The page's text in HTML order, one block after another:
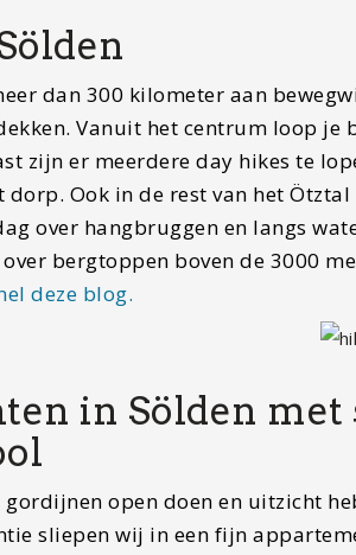
dan 300 kilometer aan
Vanuit het centrum loop
zijn er meerdere day hikes te
dorp. Ook in de rest van het
over hangbruggen en langs
bergtoppen boven de 3000
deze blog.
in Sölden met
open doen en uitzicht
sliepen wij in een fijn